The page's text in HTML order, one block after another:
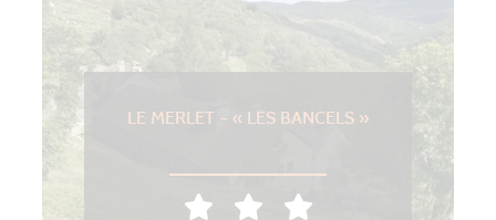
LE MERLET – « LES BANCELS »